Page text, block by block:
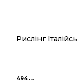
Рислінг
494 грн.